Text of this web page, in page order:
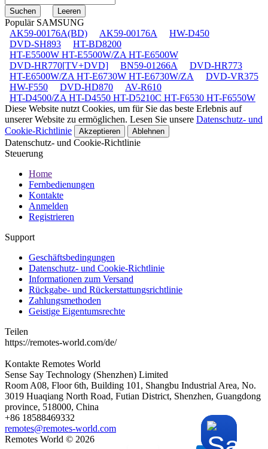
Populär SAMSUNG
AK59-00176A(BD)
AK59-00176A
HW-D450
DVD-SH893
HT-BD8200
HT-E5500W HT-E5500W/ZA HT-E6500W
DVD-HR770[TV+DVD]
BN59-01266A
DVD-HR773
HT-E6500W/ZA HT-E6730W HT-E6730W/ZA
DVD-VR375
HW-F550
DVD-HD870
AV-R610
HT-D4500/ZA HT-D4550 HT-D5210C HT-F6530 HT-F6550W
Diese Website nutzt Cookies, um für Sie das beste Erlebnis auf
unserer Website zu ermöglichen. Lesen Sie unsere Datenschutz- und
Cookie-Richtlinie
Akzeptieren Ablehnen
Datenschutz- und Cookie-Richtlinie
Steuerung
Home
Fernbedienungen
Kontakte
Anmelden
Registrieren
Support
Geschäftsbedingungen
Datenschutz- und Cookie-Richtlinie
Informationen zum Versand
Rückgabe- und Rückerstattungsrichtlinie
Zahlungsmethoden
Geistige Eigentumsrechte
Teilen
https://remotes-world.com/de/
Kontakte Remotes World
Sense Say Technology (Shenzhen) Limited
Room A08, Floor 6th, Building 101, Shangbu Industrial Area, No.
3019 Huaqiang North Road, Futian District, Shenzhen, Guangdong
province, 518000, China
+86 18588469332
remotes@remotes-world.com
Remotes World © 2026